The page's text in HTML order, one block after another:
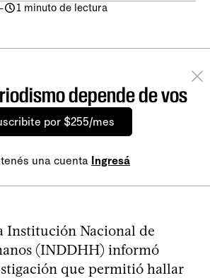
- 1 minuto de lectura
depende de vos
por $255/mes
una cuenta Ingresá
Institución Nacional de
(INDDHH) informó
que permitió hallar